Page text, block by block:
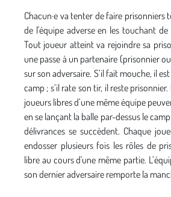
Chacun·e va tenter de faire prisonniers
de l'équipe adverse en les touchant de
Tout joueur atteint va rejoindre sa
une passe à un partenaire (prisonnier
sur son adversaire. S’il fait mouche, il
camp ; s’il rate son tir, il reste
joueurs libres d’une même équipe
en se lançant la balle par-dessus le
délivrances se succèdent. Chaque
endosser plusieurs fois les rôles de
libre au cours d'une même partie.
son dernier adversaire remporte la